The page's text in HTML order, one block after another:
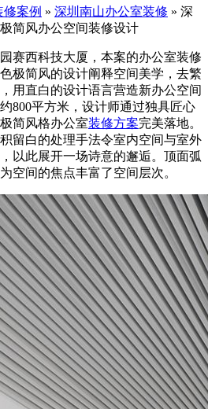
案例 » 深圳南山办公室装修 » 深
简风办公空间装修设计
赛西科技大厦，本案的办公室装修
极简风的设计阐释空间美学，去繁
用直白的设计语言营造新办公空间
800平方米，设计师通过独具匠心
简风格办公室装修方案完美落地。
留白的处理手法令室内空间与室外
以此展开一场诗意的邂逅。顶面弧
空间的焦点丰富了空间层次。